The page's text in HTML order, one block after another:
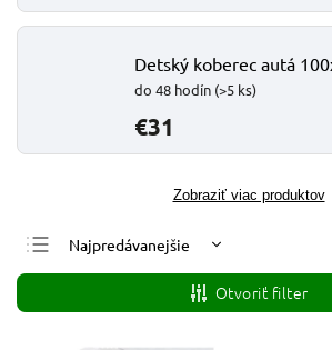
Detský koberec autá
do 48 hodín (>5 ks)
€31
Zobraziť viac produktov
Najpredávanejšie
Najlacnejšie
Najdrahšie
Otvoriť filter